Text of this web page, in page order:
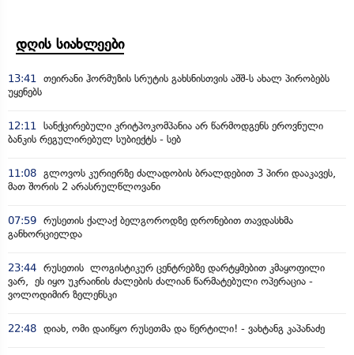
დღის სიახლეები
13:41
თეირანი ჰორმუზის სრუტის გახსნისთვის აშშ-ს ახალ პირობებს
უყენებს
12:11
სანქცირებული კრიტპოკომპანია არ წარმოდგენს ეროვნული
ბანკის რეგულირებულ სუბიექტს - სებ
11:08 გლოვოს კურიერზე ძალადობის ბრალდებით 3 პირი დააკავეს,
მათ შორის 2 არასრულწლოვანი
07:59 რუსეთის ქალაქ ბელგოროდზე დრონებით თავდასხმა
განხორციელდა
23:44 რუსეთის ლოგისტიკურ ცენტრებზე დარტყმებით კმაყოფილი
ვარ, ეს იყო უკრაინის ძალების ძალიან წარმატებული ოპერაცია -
ვოლოდიმირ ზელენსკი
22:48 დიახ, ომი დაიწყო რუსეთმა და წერტილი! - ვახტანგ კაპანაძე